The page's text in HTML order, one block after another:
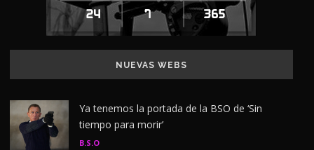
NUEVAS WEBS
Ya tenemos la portada de la BSO de ‘Sin
tiempo para morir’
B.S.O